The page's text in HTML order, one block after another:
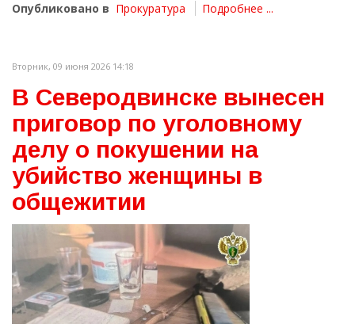
Опубликовано в Прокуратура Подробнее ...
Вторник, 09 июня 2026 14:18
В Северодвинске вынесен
приговор по уголовному
делу о покушении на
убийство женщины в
общежитии